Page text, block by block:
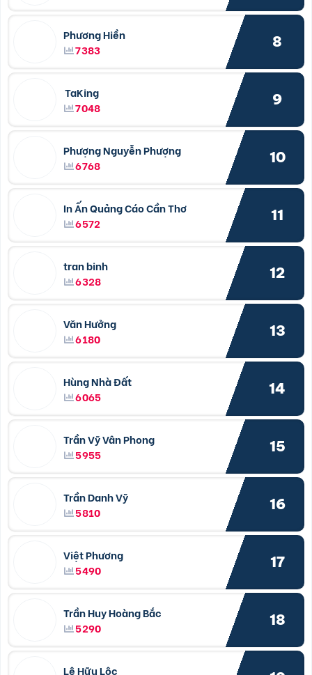
Phương Hiền
7383
8
TaKing
7048
9
Phượng Nguyễn Phượng
6768
10
In Ấn Quảng Cáo Cần Thơ
6572
11
tran binh
6328
12
Văn Hưởng
6180
13
Hùng Nhà Đất
6065
14
Trần Vỹ Vân Phong
5955
15
Trần Danh Vỹ
5810
16
Việt Phương
5490
17
Trần Huy Hoàng Bắc
5290
18
Lê Hữu Lộc